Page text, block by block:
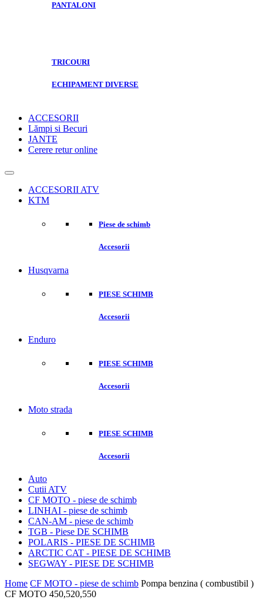
PANTALONI
TRICOURI
ECHIPAMENT DIVERSE
ACCESORII
Lămpi si Becuri
JANTE
Cerere retur online
ACCESORII ATV
KTM
Piese de schimb
Accesorii
Husqvarna
PIESE SCHIMB
Accesorii
Enduro
PIESE SCHIMB
Accesorii
Moto strada
PIESE SCHIMB
Accesorii
Auto
Cutii ATV
CF MOTO - piese de schimb
LINHAI - piese de schimb
CAN-AM - piese de schimb
TGB - Piese DE SCHIMB
POLARIS - PIESE DE SCHIMB
ARCTIC CAT - PIESE DE SCHIMB
SEGWAY - PIESE DE SCHIMB
Home CF MOTO - piese de schimb Pompa benzina ( combustibil )
CF MOTO 450,520,550